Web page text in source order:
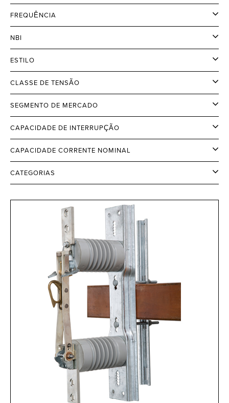
FREQUÊNCIA
NBI
ESTILO
CLASSE DE TENSÃO
SEGMENTO DE MERCADO
CAPACIDADE DE INTERRUPÇÃO
CAPACIDADE CORRENTE NOMINAL
CATEGORIAS